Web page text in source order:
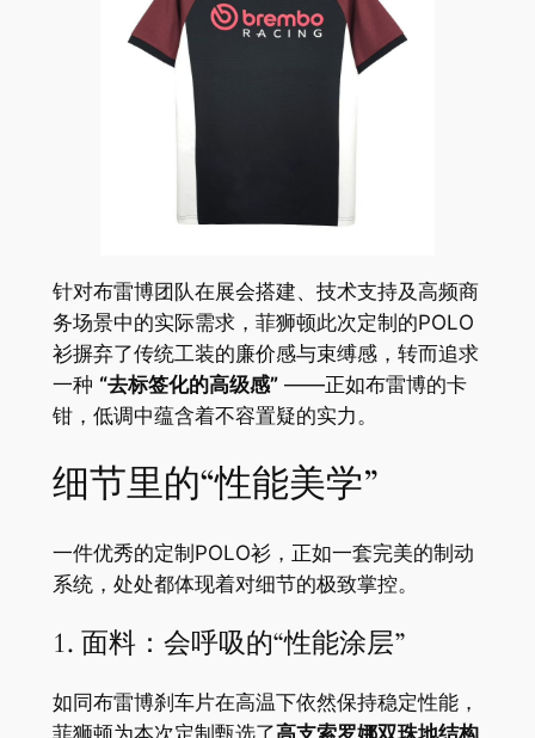
针对布雷博团队在展会搭建、技术支持及高频商
务场景中的实际需求，菲狮顿此次定制的POLO
衫摒弃了传统工装的廉价感与束缚感，转而追求
一种 “去标签化的高级感”——正如布雷博的卡
钳，低调中蕴含着不容置疑的实力。
细节里的“性能美学”
一件优秀的定制POLO衫，正如一套完美的制动
系统，处处都体现着对细节的极致掌控。
1. 面料：会呼吸的“性能涂层”
如同布雷博刹车片在高温下依然保持稳定性能，
菲狮顿为本次定制甄选了高支索罗娜双珠地结构